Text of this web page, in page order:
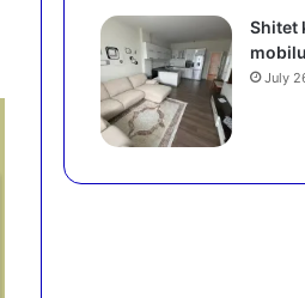
Shitet
July